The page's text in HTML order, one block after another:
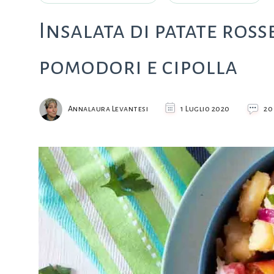
Insalata di patate
pomodori e cipolla
Annalaura Levantesi 1 Luglio 2020